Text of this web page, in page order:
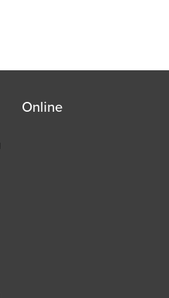
Online